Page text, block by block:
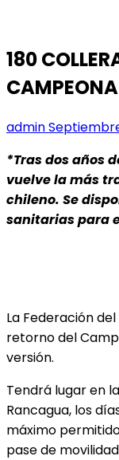
180
admin
*Tras dos años
vuelve la más
chileno. Se
sanitarias para
La Federación
retorno del
versión.
Tendrá lugar en
Rancagua, los
máximo
pase de